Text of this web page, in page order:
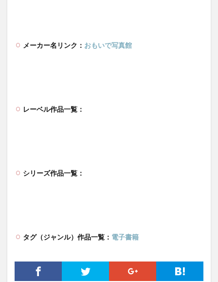
メーカー名リンク： おもいで写真館
レーベル作品一覧：
シリーズ作品一覧：
タグ（ジャンル）作品一覧： 電子書籍